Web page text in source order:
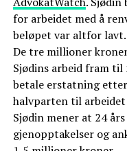
for arbeidet med å
beløpet var altfor lavt.
De tre millioner
Sjødins arbeid fram
betale erstatning
halvparten til
Sjødin mener at 24
gjenopptakelser og